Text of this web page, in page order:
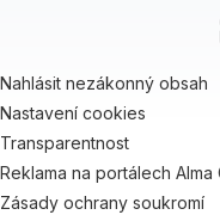
Nahlásit nezákonný obsah
Nastavení cookies
Transparentnost
Reklama na portálech Alma
Zásady ochrany soukromí